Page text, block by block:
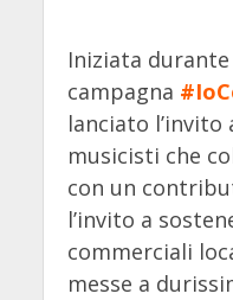
Iniziata
campagna
lanciato
musicisti che
con un
l’invito a
commerciali
messe a